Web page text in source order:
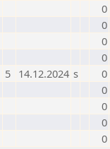
0
0
0
0
5 14.12.2024 s
0
0
0
0
0